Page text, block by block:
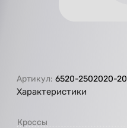
Артикул: 6520-2502020-20
Характеристики
Кроссы